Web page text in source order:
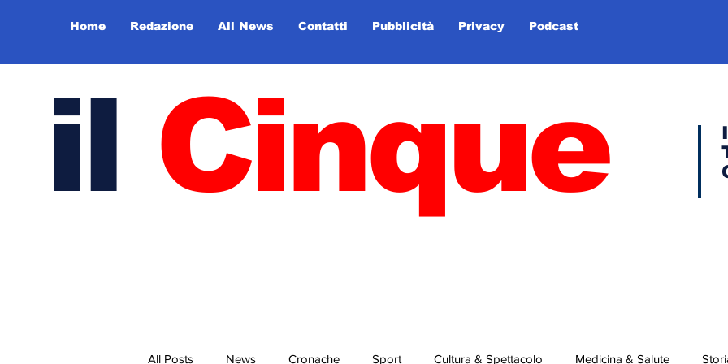
Home Redazione All News Contatti Pubblicità Privacy Podcast
il Cinque
All Posts News Cronache Sport Cultura & Spettacolo Medicina & Salute